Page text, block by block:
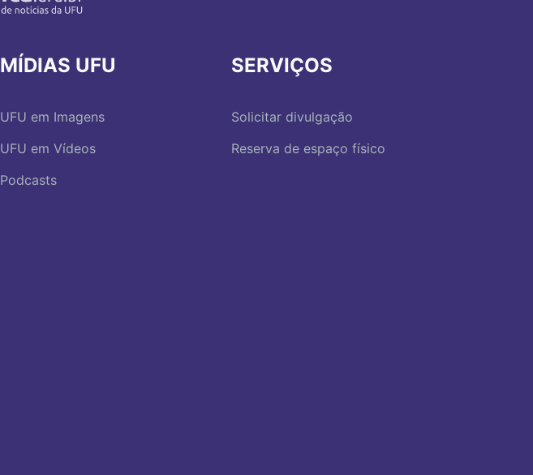
MÍDIAS UFU
UFU em Imagens
UFU em Vídeos
Podcasts
SERVIÇOS
Solicitar divulgação
Reserva de espaço físico